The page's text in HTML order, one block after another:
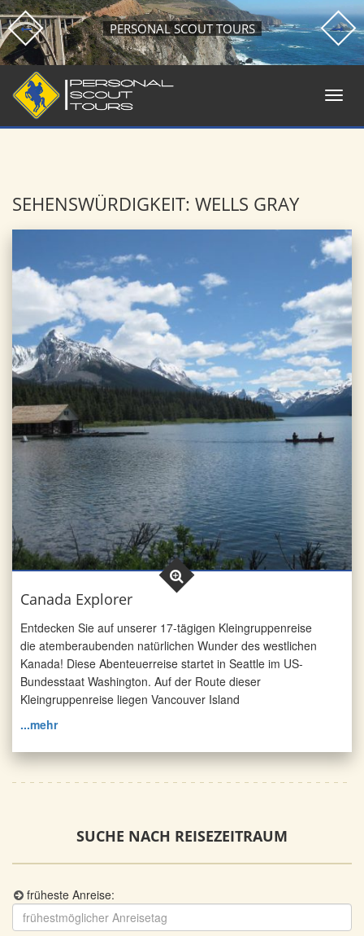
PERSONAL SCOUT TOURS
SEHENSWÜRDIGKEIT: WELLS GRAY
Canada Explorer
Entdecken Sie auf unserer 17-tägigen Kleingruppenreise
die atemberaubenden natürlichen Wunder des westlichen
Kanada! Diese Abenteuerreise startet in Seattle im US-
Bundesstaat Washington. Auf der Route dieser
Kleingruppenreise liegen Vancouver Island
...mehr
SUCHE NACH REISEZEITRAUM
früheste Anreise: